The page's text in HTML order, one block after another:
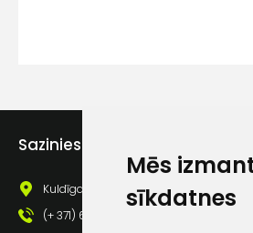
Mēs
sīkdatnes
Sazinies ar mums
Kuldīgas iela 69a, Saldus, Saldus nov.,
(+ 371) 63 881 186